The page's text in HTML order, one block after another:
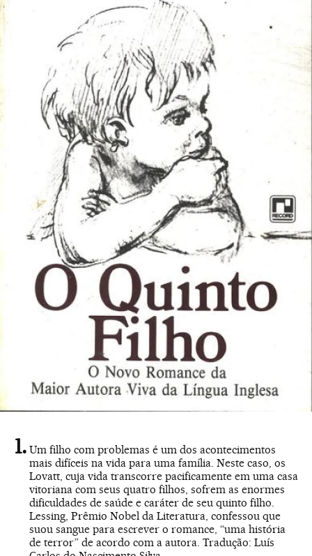
Um filho com problemas é um dos acontecimentos
mais difíceis na vida para uma família. Neste caso, os
Lovatt, cuja vida transcorre pacificamente em uma casa
vitoriana com seus quatro filhos, sofrem as enormes
dificuldades de saúde e caráter de seu quinto filho.
Lessing, Prêmio Nobel da Literatura, confessou que
suou sangue para escrever o romance, “uma história
de terror” de acordo com a autora. Tradução: Luís